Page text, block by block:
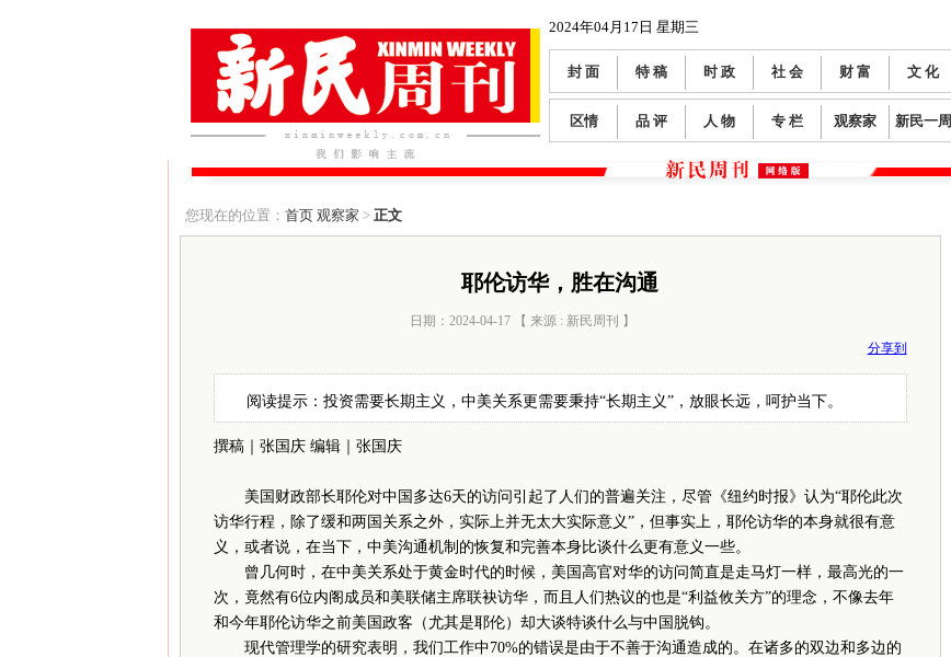
2024年04月17日 星期三
封 面 特 稿 时 政 社 会 财 富 文 化
区情 品 评 人 物 专 栏 观察家 新民一周
您现在的位置： 首页 观察家 > 正文
耶伦访华，胜在沟通
日期：2024-04-17 【 来源 : 新民周刊 】
分享到
阅读提示：投资需要长期主义，中美关系更需要秉持“长期主义”，放眼长远，呵护当下。
撰稿｜张国庆 编辑｜张国庆
美国财政部长耶伦对中国多达6天的访问引起了人们的普遍关注，尽管《纽约时报》认为“耶伦此次
访华行程，除了缓和两国关系之外，实际上并无太大实际意义”，但事实上，耶伦访华的本身就很有意
义，或者说，在当下，中美沟通机制的恢复和完善本身比谈什么更有意义一些。
曾几何时，在中美关系处于黄金时代的时候，美国高官对华的访问简直是走马灯一样，最高光的一
次，竟然有6位内阁成员和美联储主席联袂访华，而且人们热议的也是“利益攸关方”的理念，不像去年
和今年耶伦访华之前美国政客（尤其是耶伦）却大谈特谈什么与中国脱钩。
现代管理学的研究表明，我们工作中70%的错误是由于不善于沟通造成的。在诸多的双边和多边的